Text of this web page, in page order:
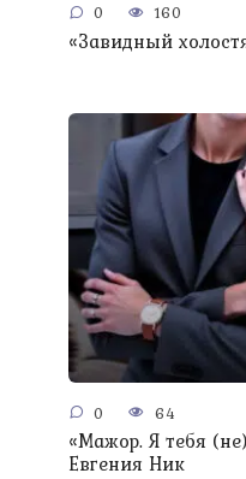
0 160
«Завидный
0 64
«Мажор. Я тебя
Евгения Ник